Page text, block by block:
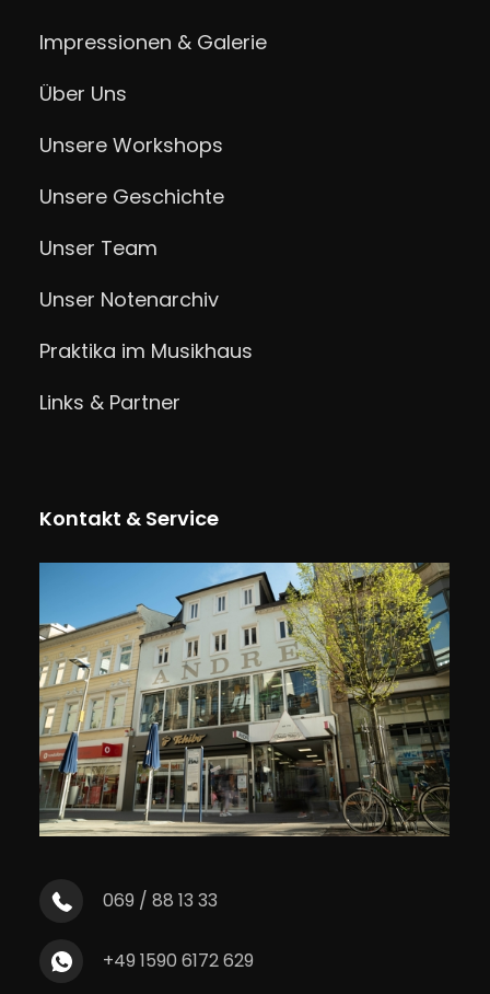
Impressionen & Galerie
Über Uns
Unsere Workshops
Unsere Geschichte
Unser Team
Unser Notenarchiv
Praktika im Musikhaus
Links & Partner
Kontakt & Service
069 / 88 13 33
+49 1590 6172 629